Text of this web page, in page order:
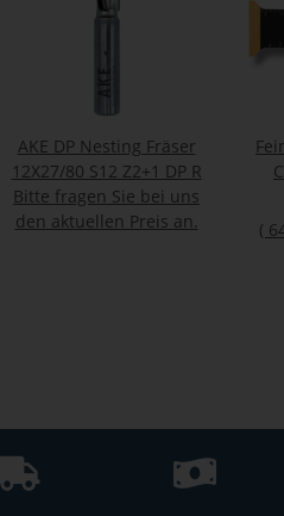
AKE DP Nesting Fräser
12X27/80 S12 Z2+1 DP R
Bitte fragen Sie bei uns
den aktuellen Preis an.
(